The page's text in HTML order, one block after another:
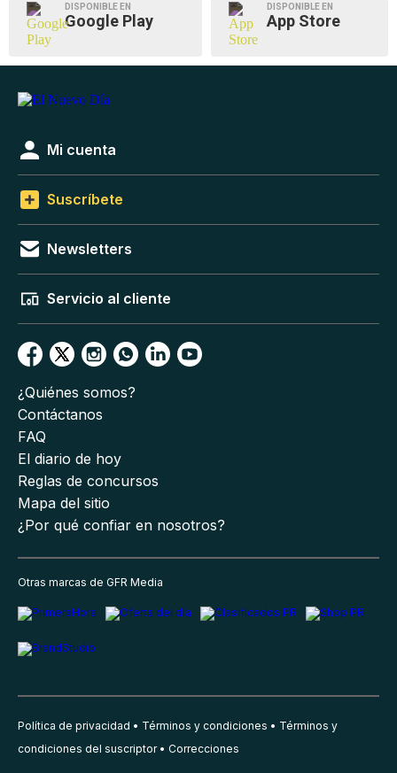
DISPONIBLE EN
Google Play
DISPONIBLE EN
App Store
Mi cuenta
Suscríbete
Newsletters
Servicio al cliente
¿Quiénes somos?
Contáctanos
FAQ
El diario de hoy
Reglas de concursos
Mapa del sitio
¿Por qué confiar en nosotros?
Otras marcas de GFR Media
Política de privacidad Términos y condiciones
Términos y
condiciones del suscriptor
Correcciones